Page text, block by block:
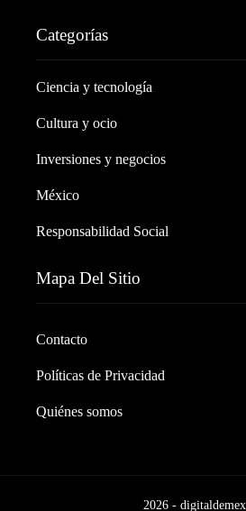
Categorías
Ciencia y tecnología
Cultura y ocio
Inversiones y negocios
México
Responsabilidad Social
Mapa Del Sitio
Contacto
Políticas de Privacidad
Quiénes somos
2026 -